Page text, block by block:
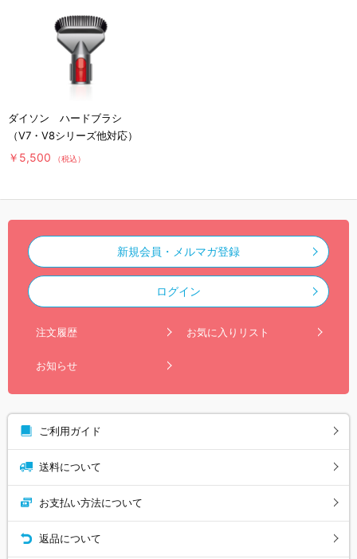
ダイソン ハードブラシ
（V7・V8シリーズ他対応）
￥5,500 （税込）
新規会員・メルマガ登録
ログイン
注文履歴 お気に入りリスト
お知らせ
ご利用ガイド
送料について
お支払い方法について
返品について